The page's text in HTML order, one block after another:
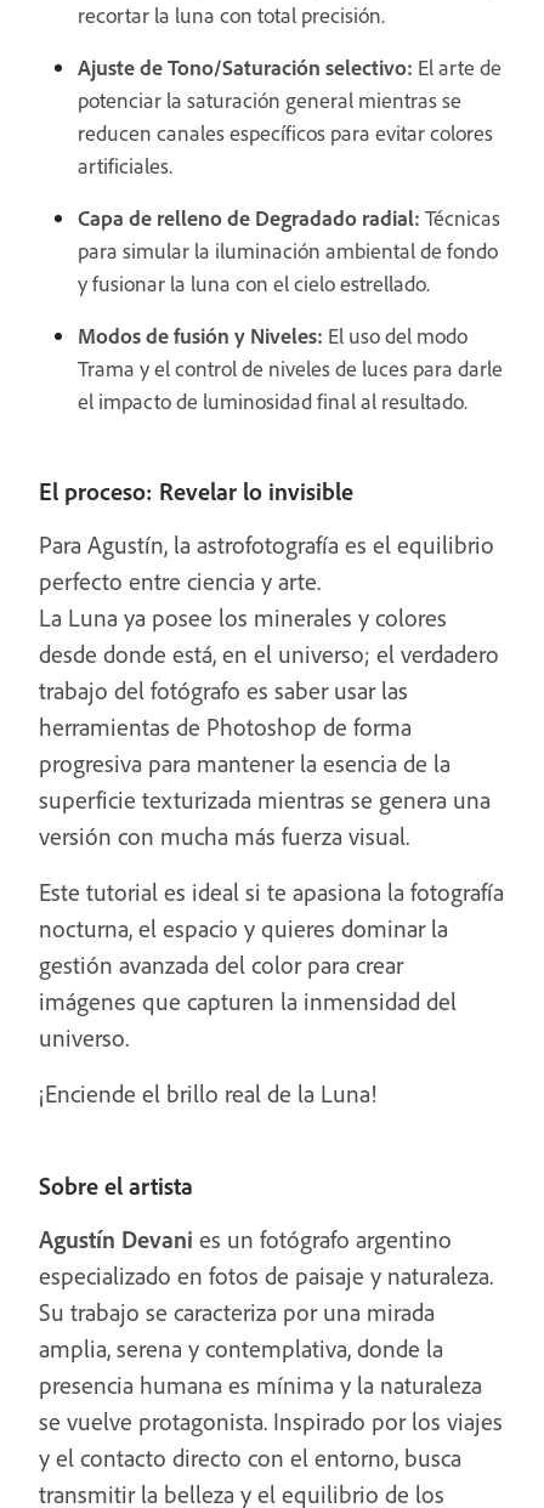
recortar la luna con total precisión.
Ajuste de Tono/Saturación selectivo: El arte de
potenciar la saturación general mientras se
reducen canales específicos para evitar colores
artificiales.
Capa de relleno de Degradado radial: Técnicas
para simular la iluminación ambiental de fondo
y fusionar la luna con el cielo estrellado.
Modos de fusión y Niveles: El uso del modo
Trama y el control de niveles de luces para darle
el impacto de luminosidad final al resultado.
El proceso: Revelar lo invisible
Para Agustín, la astrofotografía es el equilibrio
perfecto entre ciencia y arte.
La Luna ya posee los minerales y colores
desde donde está, en el universo; el verdadero
trabajo del fotógrafo es saber usar las
herramientas de Photoshop de forma
progresiva para mantener la esencia de la
superficie texturizada mientras se genera una
versión con mucha más fuerza visual.
Este tutorial es ideal si te apasiona la fotografía
nocturna, el espacio y quieres dominar la
gestión avanzada del color para crear
imágenes que capturen la inmensidad del
universo.
¡Enciende el brillo real de la Luna!
Sobre el artista
Agustín Devani es un fotógrafo argentino
especializado en fotos de paisaje y naturaleza.
Su trabajo se caracteriza por una mirada
amplia, serena y contemplativa, donde la
presencia humana es mínima y la naturaleza
se vuelve protagonista. Inspirado por los viajes
y el contacto directo con el entorno, busca
transmitir la belleza y el equilibrio de los